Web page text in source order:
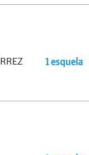
1 esquela